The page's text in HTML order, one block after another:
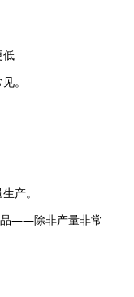
低
。
产。
——除非产量非常